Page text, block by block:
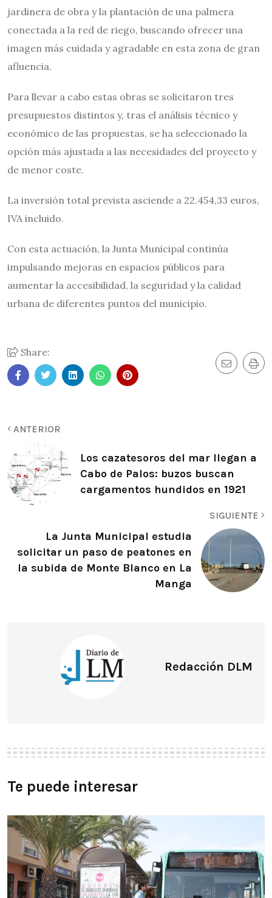
jardinera de obra y la plantación de una palmera
conectada a la red de riego, buscando ofrecer una
imagen más cuidada y agradable en esta zona de gran
afluencia.
Para llevar a cabo estas obras se solicitaron tres
presupuestos distintos y, tras el análisis técnico y
económico de las propuestas, se ha seleccionado la
opción más ajustada a las necesidades del proyecto y
de menor coste.
La inversión total prevista asciende a 22.454,33 euros,
IVA incluido.
Con esta actuación, la Junta Municipal continúa
impulsando mejoras en espacios públicos para
aumentar la accesibilidad, la seguridad y la calidad
urbana de diferentes puntos del municipio.
Share:
ANTERIOR
Los cazatesoros del mar llegan a
Cabo de Palos: buzos buscan
cargamentos hundidos en 1921
SIGUIENTE
La Junta Municipal estudia
solicitar un paso de peatones en
la subida de Monte Blanco en La
Manga
Redacción DLM
Te puede interesar